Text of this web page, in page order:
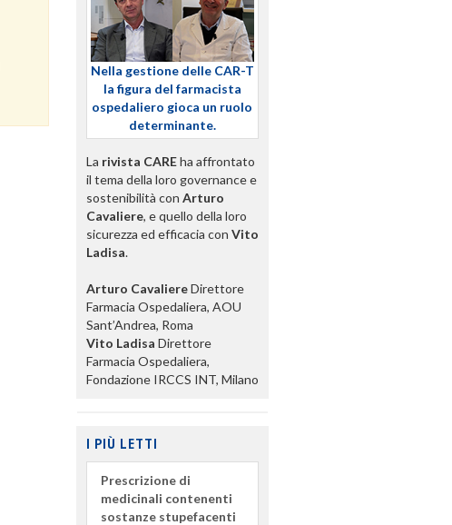
Nella gestione delle CAR-T
la figura del farmacista
ospedaliero gioca un ruolo
determinante.
La rivista CAREha affrontato
il tema della loro governance e
sostenibilità con Arturo
Cavaliere, e quello della loro
sicurezza ed efficacia con Vito
Ladisa.
Arturo CavaliereDirettore
Farmacia Ospedaliera, AOU
Sant’Andrea, Roma
Vito Ladisa Direttore
Farmacia Ospedaliera,
Fondazione IRCCS INT, Milano
I PIÙ LETTI
Prescrizione di
medicinali contenenti
sostanze stupefacenti